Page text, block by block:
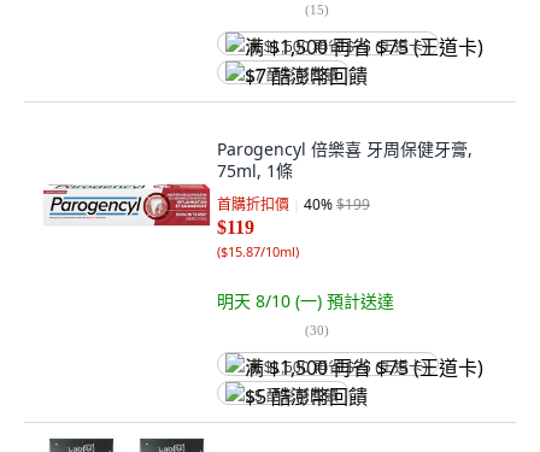
(15)
满 $1,500 再省 $75 (王道卡)
$7 酷澎幣回饋
Parogencyl 倍樂喜 牙周保健牙膏,
75ml, 1條
首購折扣價 40%$199
$119
($15.87/10ml)
明天 8/10 (一) 預計送達
(30)
满 $1,500 再省 $75 (王道卡)
$5 酷澎幣回饋